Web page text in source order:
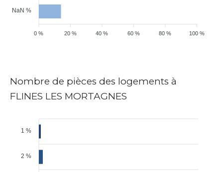
NaN %
100 %
80 %
60 %
40 %
20 %
0 %
Nombre de pièces des logements à
FLINES LES MORTAGNES
1 %
2 %